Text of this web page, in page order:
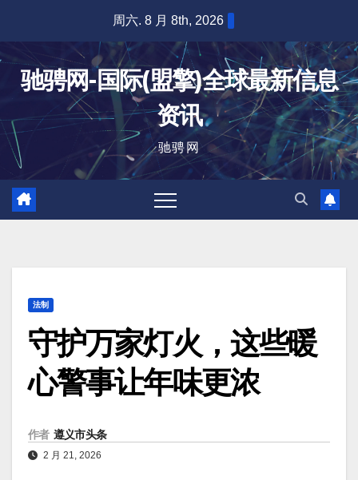
内
周六. 8 月 8th, 2026
驰骋网-国际(盟擎)全球最新信息
资讯
驰骋网
法制
守护万家灯火，这些暖
心警事让年味更浓
作者 遵义市头条
2 月 21, 2026